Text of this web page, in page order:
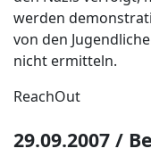
werden
von den
nicht ermitteln.
ReachOut
29.09.2007 /